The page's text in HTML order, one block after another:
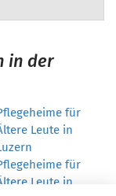
in der
für
Leute in
für
Leute in